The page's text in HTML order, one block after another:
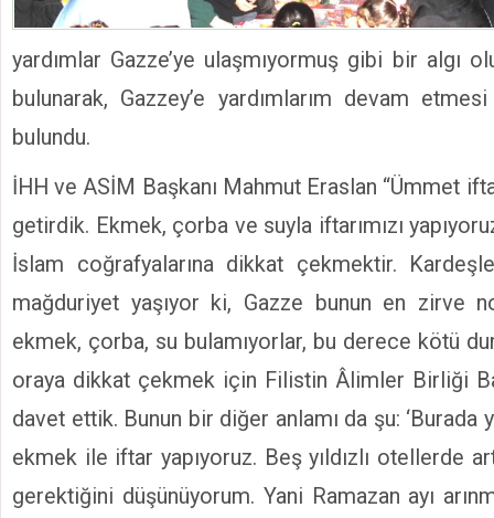
yardımlar Gazze’ye ulaşmıyormuş gibi bir algı
bulunarak, Gazzey’e yardımlarım devam
bulundu.
İHH ve ASİM Başkanı Mahmut Eraslan “Ümmet
getirdik. Ekmek, çorba ve suyla iftarımızı
İslam coğrafyalarına dikkat çekmektir.
mağduriyet yaşıyor ki, Gazze bunun en zirve
ekmek, çorba, su bulamıyorlar, bu derece kötü
oraya dikkat çekmek için Filistin Âlimler Birliği
davet ettik. Bunun bir diğer anlamı da şu:
ekmek ile iftar yapıyoruz. Beş yıldızlı otellerde
gerektiğini düşünüyorum. Yani Ramazan ayı